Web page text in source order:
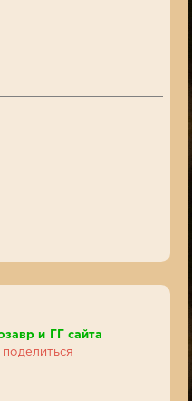
и ГГ сайта
поделиться